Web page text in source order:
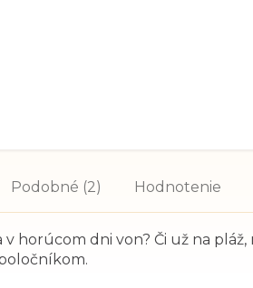
Podobné (2) Hodnotenie
v horúcom dni von? Či už na